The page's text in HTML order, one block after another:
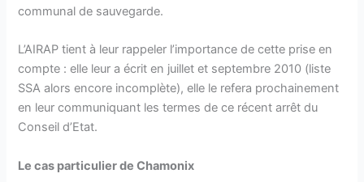
communal de sauvegarde.
L’AIRAP tient à leur rappeler l’importance de cette prise en
compte : elle leur a écrit en juillet et septembre 2010 (liste
SSA alors encore incomplète), elle le refera prochainement
en leur communiquant les termes de ce récent arrêt du
Conseil d’Etat.
Le cas particulier de Chamonix